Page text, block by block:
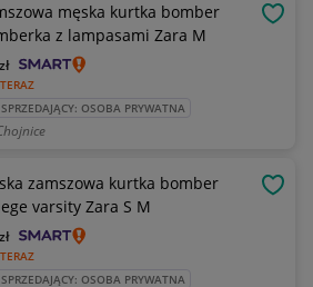
męska kurtka bomber
z lampasami Zara M
zł
SPRZEDAJĄCY: OSOBA PRYWATNA
zamszowa kurtka bomber
varsity Zara S M
zł
SPRZEDAJĄCY: OSOBA PRYWATNA